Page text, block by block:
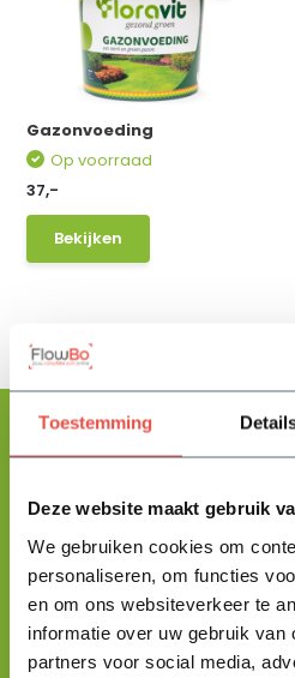
Toestemming
Deze website maakt gebruik
We gebruiken cookies om
personaliseren, om functies
en om ons websiteverkeer te
informatie over uw gebruik van
partners voor social media,
Gazonvoeding
Op voorraad
37,-
Bekijken
Floris helpt
Stuur mij een berichtje en ik help
en vertel je alles wat je moet